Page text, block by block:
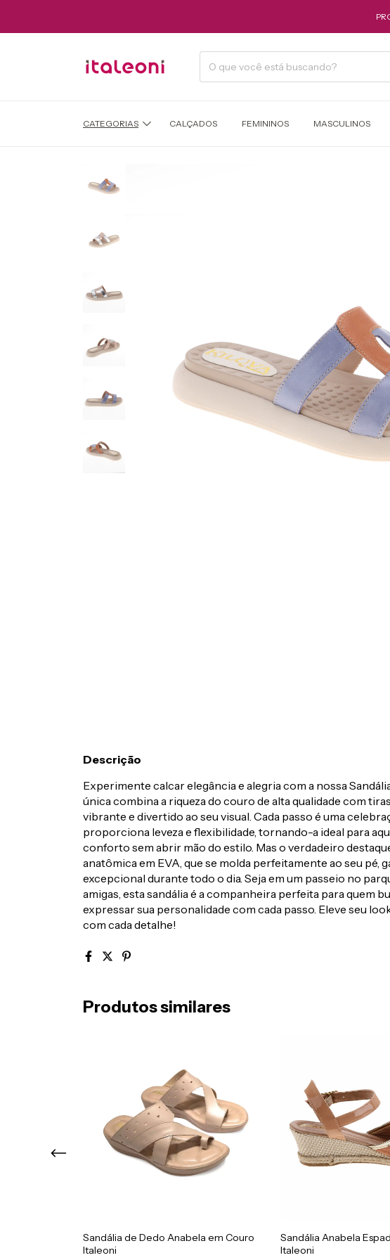
CATEGORIAS CALÇADOS FEMININOS MASCULINOS
Descrição
Experimente calcar elegância e alegria com a nossa
única combina a riqueza do couro de alta qualidade com
vibrante e divertido ao seu visual. Cada passo é uma
proporciona leveza e flexibilidade, tornando-a ideal para
conforto sem abrir mão do estilo. Mas o verdadeiro
anatômica em EVA, que se molda perfeitamente ao seu pé,
excepcional durante todo o dia. Seja em um passeio no
amigas, esta sandália é a companheira perfeita para quem
expressar sua personalidade com cada passo. Eleve seu
com cada detalhe!
Produtos similares
Sandália de Dedo Anabela em Couro
Italeoni
Sandália Anabela
Italeoni